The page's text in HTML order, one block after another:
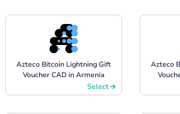
Azteco Bitcoin Lightning Gift
Voucher CAD in Armenia
Select
Azteco